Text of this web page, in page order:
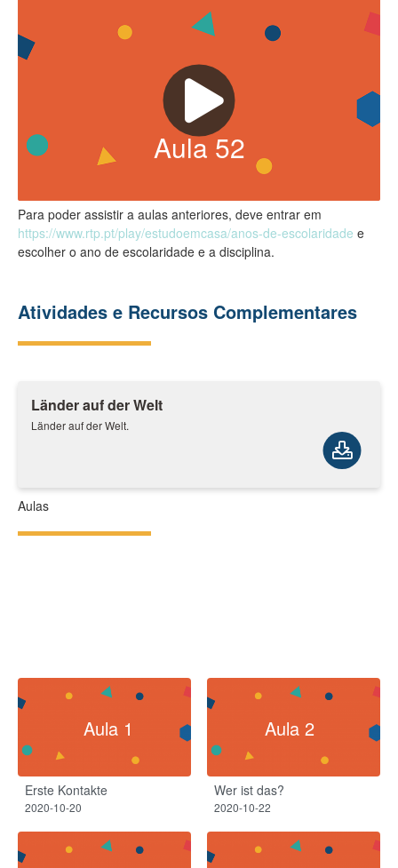
Aula52
Para poder assistir a aulas anteriores, deve entrar em
https://www.rtp.pt/play/estudoemcasa/anos-de-escolaridade e
escolher o ano de escolaridade e a disciplina.
Atividades e Recursos Complementares
Länder auf der Welt
Länder auf der Welt.
Aulas
Aula 1
Erste Kontakte
2020-10-20
Aula 2
Wer ist das?
2020-10-22